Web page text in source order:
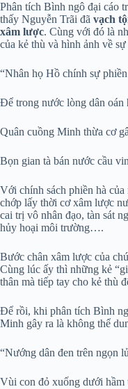
Phân tích Bình ngô đại cáo
thấy Nguyễn Trãi đã vạch
xâm lược. Cùng với đó là
của kẻ thù và hình ảnh về
“Nhân họ Hồ chính sự
Để trong nước lòng dân oán
Quân cuồng Minh thừa cơ
Bọn gian tà bán nước cầu
Với chính sách phiền hà
chớp lấy thời cơ xâm lược
cai trị vô nhân đạo, tàn sát
hủy hoại môi trường….
Bước chân xâm lược của
Cùng lúc ấy thì những kẻ
thân mà tiếp tay cho kẻ thù
Để rồi, khi phân tích Bình
Minh gây ra là không thể
“Nướng dân đen trên ngọn
Vùi con đỏ xuống dưới hầm